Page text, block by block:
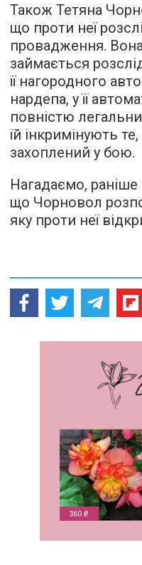
Також Тетяна
що проти неї
провадження.
займається
її нагородного
нардепа, у її
повністю
їй інкримінують
захоплений у бою.
Нагадаємо,
що Чорновол
яку проти неї